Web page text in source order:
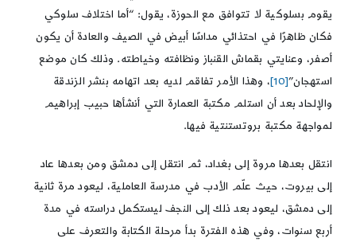
يقوم بسلوكية لا تتوافق مع الحوزة، يقول: “أما اختلاف سلوكي
فكان ظاهرًا في احتذائي مداسًا أبيض في الصيف والعادة أن يكون
أصفر، وعنايتي بقماش القنباز ونظافته وخياطته. وذلك كان موضع
استهجان”[10]
، وهذا الأمر تفاقم لديه بعد اتهامه بنشر الزندقة
والإلحاد بعد أن استلم مكتبة العمارة التي أنشأها حبيب إبراهيم
لمواجهة مكتبة بروتستنتية فيها.
انتقل بعدها مروة إلى بغداد، ثم انتقل إلى دمشق ومن بعدها عاد
إلى بيروت، حيث علّم الأدب في مدرسة العاملية، ليعود مرة ثانية
إلى دمشق، ليعود بعد ذلك إلى النجف ليستكمل دراسته في مدة
أربع سنوات، وفي هذه الفترة بدأ مرحلة الكتابة والتعرف على